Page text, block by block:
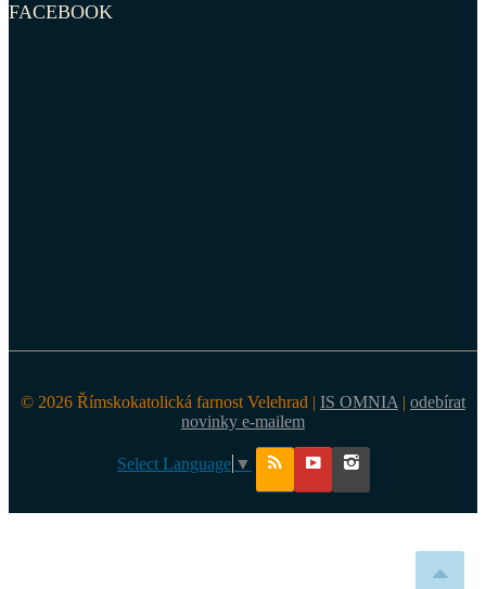
FACEBOOK
© 2026 Římskokatolická farnost Velehrad | IS OMNIA | odebírat
novinky e-mailem
Select Language ▼